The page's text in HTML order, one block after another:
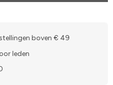
boven € 49
leden